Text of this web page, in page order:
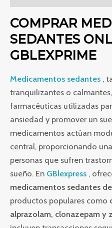
COMPRAR
SEDANTES
GBLEXPRIME
Medicamentos sedantes ,
tranquilizantes o
farmacéuticas utilizadas
ansiedad y promover un
medicamentos actúan
central, proporcionando
personas que sufren
sueño. En GBlexpress ,
medicamentos sedantes
productos populares como
alprazolam, clonazepam y